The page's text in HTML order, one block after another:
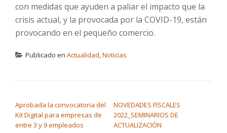
con medidas que ayuden a paliar el impacto que la
crisis actual, y la provocada por la COVID-19, están
provocando en el pequeño comercio.
Publicado en Actualidad,Noticias
Aprobada la convocatoria del
Kit Digital para empresas de
entre 3 y 9 empleados
NOVEDADES FISCALES
2022_SEMINARIOS DE
ACTUALIZACIÓN